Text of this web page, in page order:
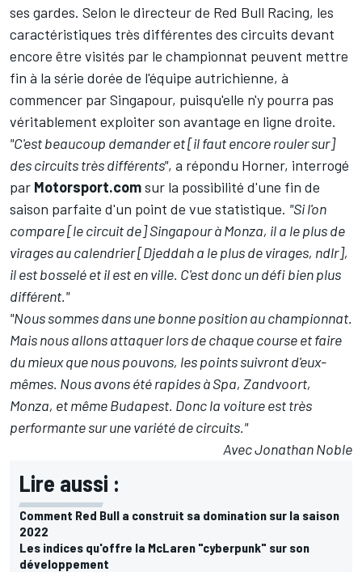
ses gardes. Selon le directeur de Red Bull Racing, les
caractéristiques très différentes des circuits devant
encore être visités par le championnat peuvent mettre
fin à la série dorée de l'équipe autrichienne, à
commencer par Singapour, puisqu'elle n'y pourra pas
véritablement exploiter son avantage en ligne droite.
"C'est beaucoup demander et [il faut encore rouler sur]
des circuits très différents", a répondu Horner, interrogé
par Motorsport.comsur la possibilité d'une fin de
saison parfaite d'un point de vue statistique. "Si l'on
compare [le circuit de] Singapour à Monza, il a le plus de
virages au calendrier [Djeddah a le plus de virages, ndlr],
il est bosselé et il est en ville. C'est donc un défi bien plus
différent."
"Nous sommes dans une bonne position au championnat.
Mais nous allons attaquer lors de chaque course et faire
du mieux que nous pouvons, les points suivront d'eux-
mêmes. Nous avons été rapides à Spa, Zandvoort,
Monza, et même Budapest. Donc la voiture est très
performante sur une variété de circuits."
Avec Jonathan Noble
Lire aussi :
Comment Red Bull a construit sa domination sur la saison
2022
Les indices qu'offre la McLaren "cyberpunk" sur son
développement